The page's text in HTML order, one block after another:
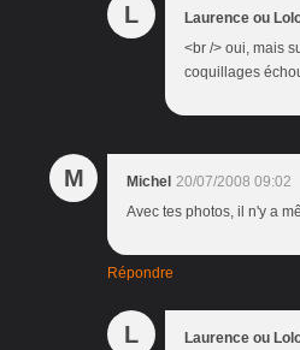
L Laurence ou
<br /> oui, mais
coquillages
M Michel 20/07/2008 09:02
Avec tes photos, il n'y a
Répondre
L Laurence ou